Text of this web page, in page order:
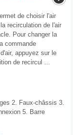
de choisir l'air
recirculation de l'air
Pour changer la
commande
appuyez sur le
de recircul ...
2. Faux-châssis 3.
5. Barre